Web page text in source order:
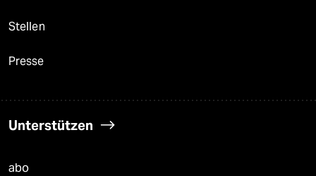
Stellen
Presse
Unterstützen
abo